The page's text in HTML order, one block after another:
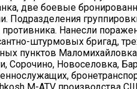
две боевые
Подразделения
Нанесли
штурмовых бригад,
пунктов
Сорочино, Новоселовка,